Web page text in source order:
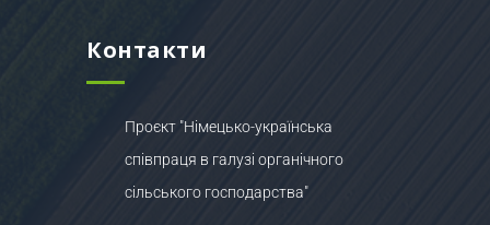
Контакти
Проєкт "Німецько-українська
співпраця в галузі органічного
сільського господарства"